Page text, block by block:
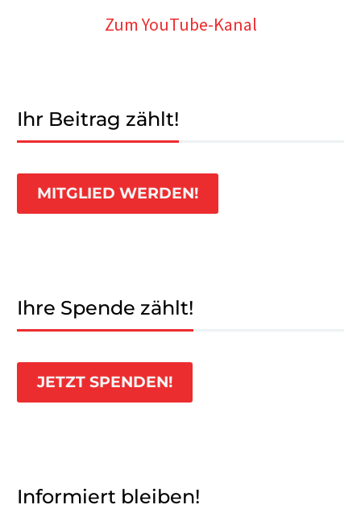
Zum YouTube-Kanal
Ihr Beitrag zählt!
MITGLIED WERDEN!
Ihre Spende zählt!
JETZT SPENDEN!
Informiert bleiben!